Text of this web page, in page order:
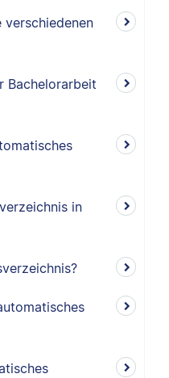
verschiedenen
Bachelorarbeit
in